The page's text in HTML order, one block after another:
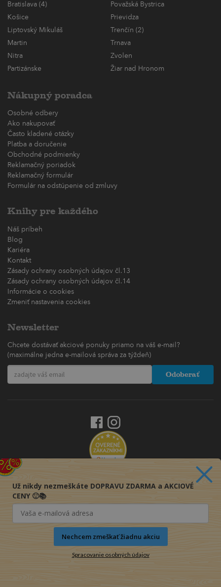
Bratislava (4)
Považská Bystrica
Košice
Prievidza
Liptovský Mikuláš
Trenčín (2)
Martin
Trnava
Nitra
Zvolen
Partizánske
Žiar nad Hronom
Nákupný poradca
Osobné odbery
Ako nakupovať
Často kladené otázky
Platba a doručenie
Obchodné podmienky
Reklamačný poriadok
Reklamačný formulár
Formulár na odstúpenie od zmluvy
Knihy pre každého
Náš príbeh
Blog
Kariéra
Kontakt
Zásady ochrany osobných údajov čl.13
Zásady ochrany osobných údajov čl.14
Informácie o cookies
Zmeniť nastavenia cookies
Newsletter
Chcete dostávať akciové ponuky priamo na váš e-mail?
(maximálne jedna e-mailová správa za týždeň)
Odoberať
Už nikdy nezmeškáte DOPRAVU ZDARMA a AKCIOVÉ
CENY 🙂📚
Nechcem zmeškať žiadnu akciu
Spracovanie osobných údajov